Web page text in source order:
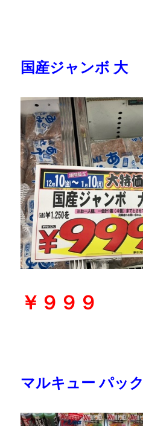
国産ジャンボ 大
￥９９９
マルキュー パッ